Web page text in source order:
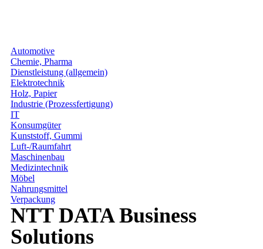
Automotive
Chemie, Pharma
Dienstleistung (allgemein)
Elektrotechnik
Holz, Papier
Industrie (Prozessfertigung)
IT
Konsumgüter
Kunststoff, Gummi
Luft-/Raumfahrt
Maschinenbau
Medizintechnik
Möbel
Nahrungsmittel
Verpackung
NTT DATA Business
Solutions